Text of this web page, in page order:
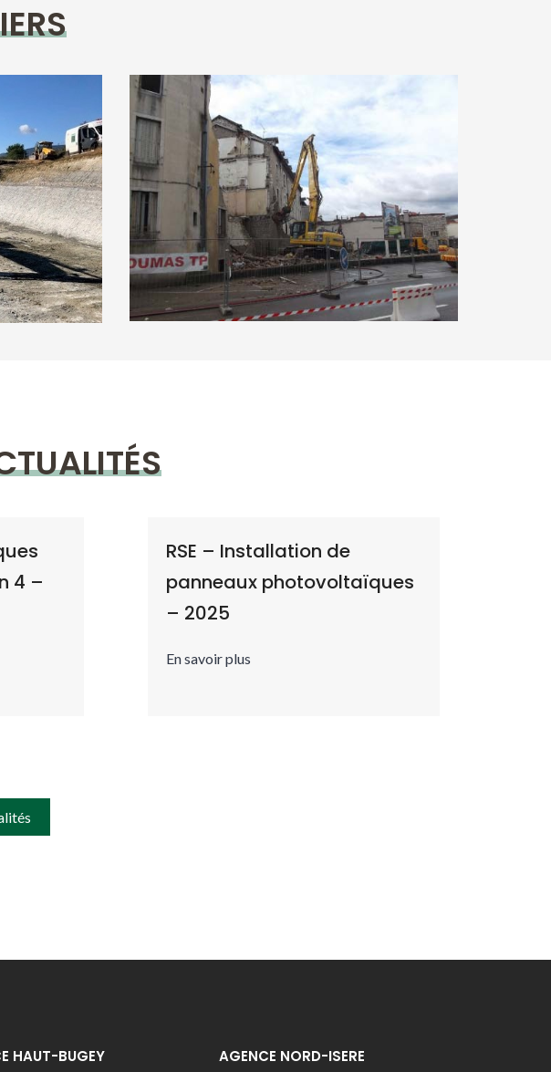
Démolition d’un bâtiment
4 –
RSE – Installation de
panneaux photovoltaïques
– 2025
En savoir plus
HAUT-BUGEY AGENCE NORD-ISERE